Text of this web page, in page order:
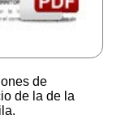
de
de la de la